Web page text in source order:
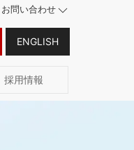
お問い合わせ
ENGLISH
採用情報